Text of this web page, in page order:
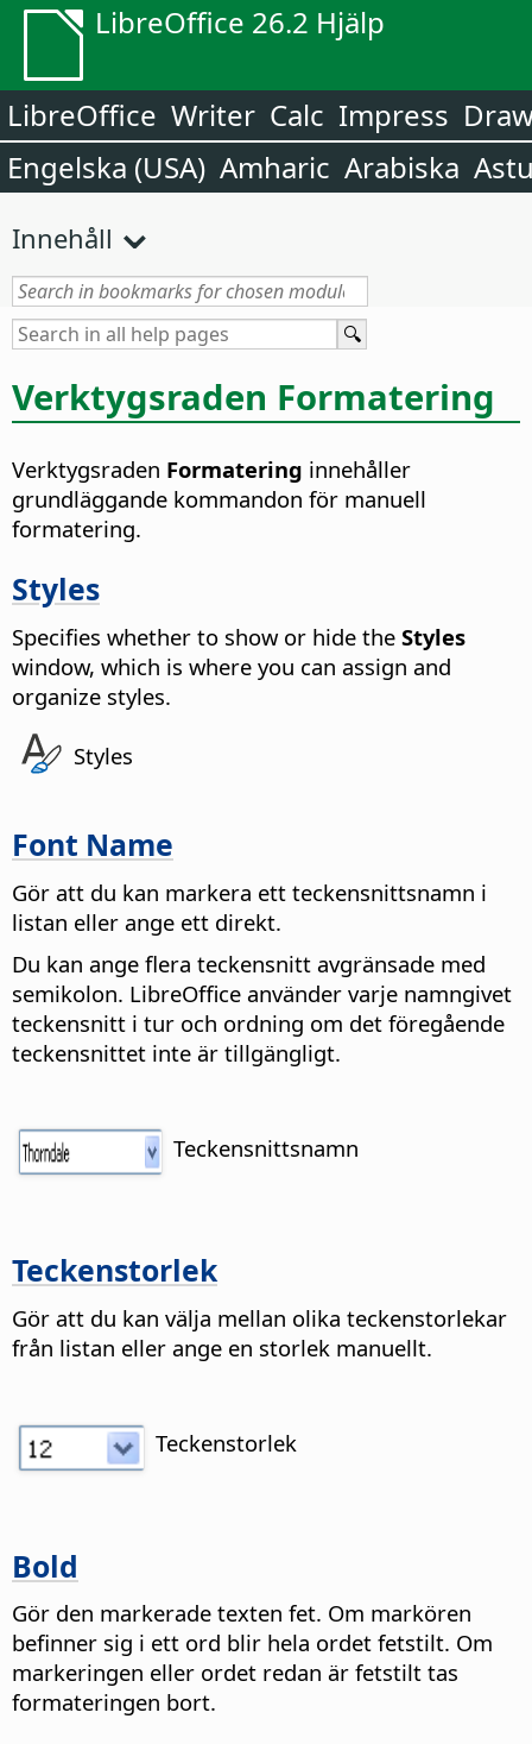
LibreOffice 26.2 Hjälp
LibreOffice Writer Calc Impress
Engelska (USA) Amharic Arabiska
Innehåll
Verktygsraden Formatering
Verktygsraden Formatering innehåller
grundläggande kommandon för manuell
formatering.
Styles
Specifies whether to show or hide the Styles
window, which is where you can assign and
organize styles.
Styles
Font Name
Gör att du kan markera ett teckensnittsnamn i
listan eller ange ett direkt.
Du kan ange flera teckensnitt avgränsade med
semikolon. LibreOffice använder varje namngivet
teckensnitt i tur och ordning om det föregående
teckensnittet inte är tillgängligt.
Teckensnittsnamn
Teckenstorlek
Gör att du kan välja mellan olika teckenstorlekar
från listan eller ange en storlek manuellt.
Teckenstorlek
Bold
Gör den markerade texten fet. Om markören
befinner sig i ett ord blir hela ordet fetstilt. Om
markeringen eller ordet redan är fetstilt tas
formateringen bort.